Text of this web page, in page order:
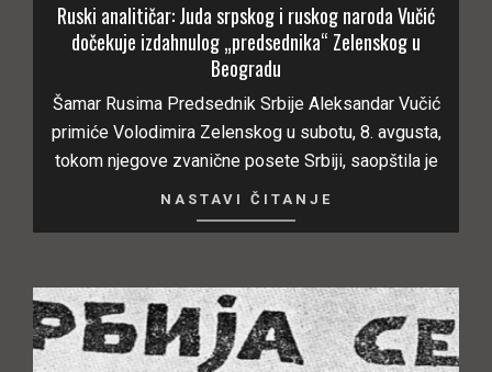
Ruski analitičar: Juda srpskog i ruskog naroda Vučić
dočekuje izdahnulog „predsednika“ Zelenskog u
Beogradu
Šamar Rusima Predsednik Srbije Aleksandar Vučić
primiće Volodimira Zelenskog u subotu, 8. avgusta,
tokom njegove zvanične posete Srbiji, saopštila je
NASTAVI ČITANJE